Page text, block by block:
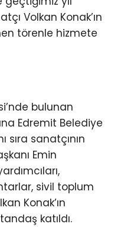
Volkan Konak’ın
törenle hizmete
bulunan
Edremit Belediye
sıra sanatçının
Emin
sivil toplum
Konak’ın
katıldı.